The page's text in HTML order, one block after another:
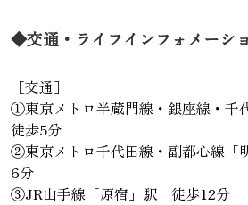
◆交通・ライフインフォメーシ
［交通］
①東京メトロ半蔵門線・銀座線・千
徒歩5分
②東京メトロ千代田線・副都心線
6分
③JR山手線「原宿」駅 徒歩12分